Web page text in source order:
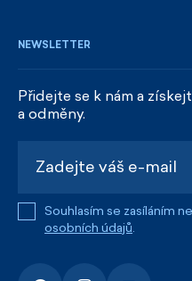
NEWSLETTER
Přidejte se k nám a
a odměny.
Souhlasím se zasíláním
osobních údajů.